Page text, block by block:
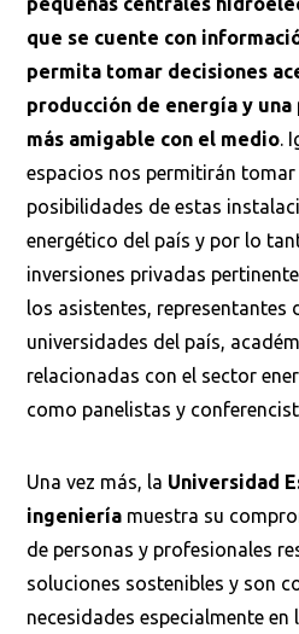
que se cuente con
permita tomar decisiones
producción de energía y
más amigable con el medio.
espacios nos permitirán
posibilidades de estas
energético del país y por lo
inversiones privadas
los asistentes, representantes
universidades del país,
relacionadas con el sector
como panelistas y
Una vez más, la Universidad
ingeniería muestra su
de personas y profesionales
soluciones sostenibles y son
necesidades especialmente